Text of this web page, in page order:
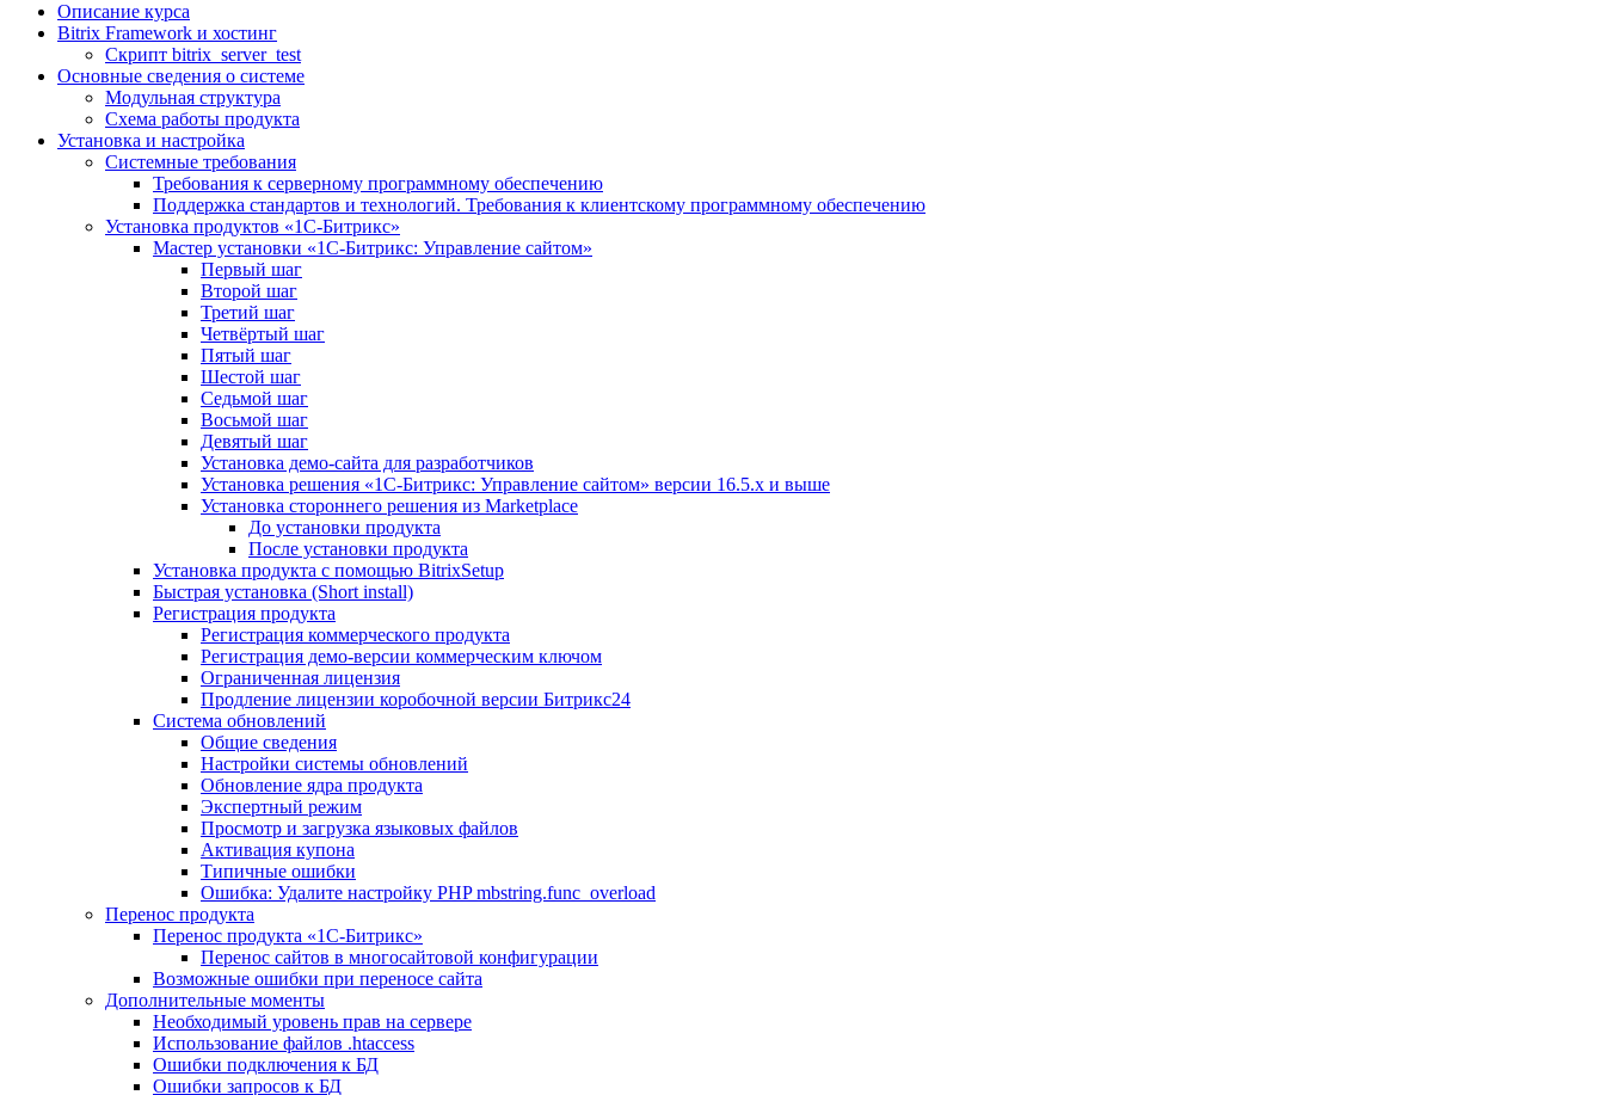
Описание курса
Bitrix Framework и хостинг
Скрипт bitrix_server_test
Основные сведения о системе
Модульная структура
Схема работы продукта
Установка и настройка
Системные требования
Требования к серверному программному обеспечению
Поддержка стандартов и технологий. Требования к клиентскому программному обеспечению
Установка продуктов «1С-Битрикс»
Мастер установки «1C-Битрикс: Управление сайтом»
Первый шаг
Второй шаг
Третий шаг
Четвёртый шаг
Пятый шаг
Шестой шаг
Седьмой шаг
Восьмой шаг
Девятый шаг
Установка демо-сайта для разработчиков
Установка решения «1C-Битрикс: Управление сайтом» версии 16.5.х и выше
Установка стороннего решения из Marketplace
До установки продукта
После установки продукта
Установка продукта с помощью BitrixSetup
Быстрая установка (Short install)
Регистрация продукта
Регистрация коммерческого продукта
Регистрация демо-версии коммерческим ключом
Ограниченная лицензия
Продление лицензии коробочной версии Битрикс24
Система обновлений
Общие сведения
Настройки системы обновлений
Обновление ядра продукта
Экспертный режим
Просмотр и загрузка языковых файлов
Активация купона
Типичные ошибки
Ошибка: Удалите настройку PHP mbstring.func_overload
Перенос продукта
Перенос продукта «1C-Битрикс»
Перенос сайтов в многосайтовой конфигурации
Возможные ошибки при переносе сайта
Дополнительные моменты
Необходимый уровень прав на сервере
Использование файлов .htaccess
Ошибки подключения к БД
Ошибки запросов к БД